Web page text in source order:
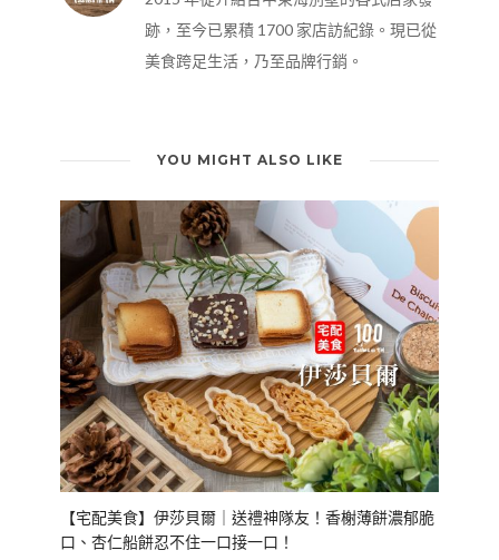
跡，至今已累積 1700 家店訪紀錄。現已從
美食跨足生活，乃至品牌行銷。
YOU MIGHT ALSO LIKE
【宅配美食】伊莎貝爾｜送禮神隊友！香榭薄餅濃郁脆
口、杏仁船餅忍不住一口接一口！